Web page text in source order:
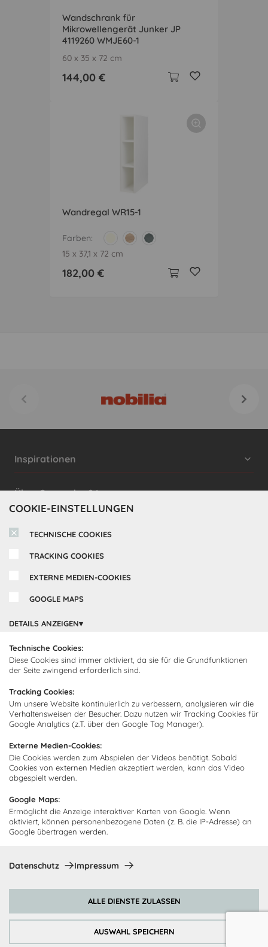
COOKIE-EINSTELLUNGEN
TECHNISCHE COOKIES
TRACKING COOKIES
EXTERNE MEDIEN-COOKIES
GOOGLE MAPS
DETAILS ANZEIGEN
Technische Cookies:
Diese Cookies sind immer aktiviert, da sie für die Grundfunktionen
der Seite zwingend erforderlich sind.
Tracking Cookies:
Um unsere Website kontinuierlich zu verbessern, analysieren wir die
Verhaltensweisen der Besucher. Dazu nutzen wir Tracking Cookies für
Google Analytics (z.T. über den Google Tag Manager).
Externe Medien-Cookies:
Die Cookies werden zum Abspielen der Videos benötigt. Sobald
Cookies von externen Medien akzeptiert werden, kann das Video
abgespielt werden.
Google Maps:
Ermöglicht die Anzeige interaktiver Karten von Google. Wenn
aktiviert, können personenbezogene Daten (z. B. die IP-Adresse) an
Google übertragen werden.
Datenschutz Impressum
AUSWAHL SPEICHERN
ALLE DIENSTE ZULASSEN
Wandschrank für
Mikrowellengerät Junker JP
4119260 WMJE60-1
60 x 35 x 72 cm
144,00 €
Wandregal WR15-1
Farben
15 x 37,1 x 72 cm
182,00 €
Inspirationen
Cocooning24 Küchen
Über Cocooning24
Impressum
FAQ
Kontakt
Kundendienst
Lieferung
Montage
Newsletter abonnieren
Newsletter und empfangen Sie
Ich bin damit einverstanden, dass Cocooning24 mich regelmäßig
Diese Einwilligung kann jederzeit widerrufen werden. Einzelheiten
sind in derDatenschutzrichtliniezu finden.
Abonnieren
Zahlungsmethoden
Vertrag widerrufen Cookie-Richtlinie
Datenschutzrichtlinie
Rechtliche Hinweise
Datenschutzeinstellungen ändern